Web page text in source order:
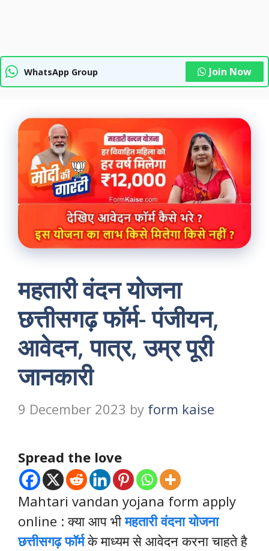
WhatsApp Group Join Now
महतारी वंदन योजना
छत्तीसगढ़ फॉर्म- पंजीयन,
आवेदन, पात्र, उम्र पूरी
जानकारी
9 December 2023 by form kaise
Spread the love
Mahtari vandan yojana form apply
online : क्या आप भीमहतारी वंदना योजना
छत्तीसगढ़ फॉर्मके माध्यम से आवेदन करना चाहते है